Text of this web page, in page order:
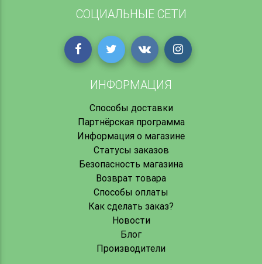
СОЦИАЛЬНЫЕ СЕТИ
ИНФОРМАЦИЯ
Способы доставки
Партнёрская программа
Информация о магазине
Статусы заказов
Безопасность магазина
Возврат товара
Способы оплаты
Как сделать заказ?
Новости
Блог
Производители